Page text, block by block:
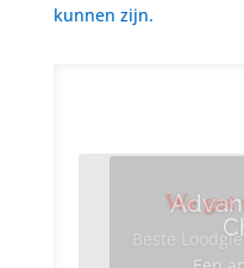
kunnen zijn.
We got
Beste